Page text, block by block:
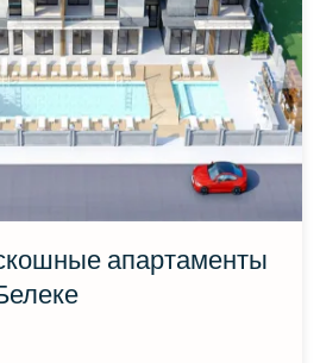
апартаменты